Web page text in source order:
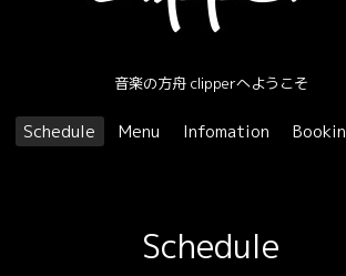
音楽の方舟 clipperへようこそ
Schedule Menu Infomation
Schedule